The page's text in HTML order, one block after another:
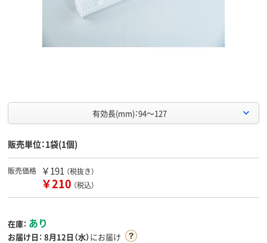
有効長(mm)：94～127
販売単位：1袋(1個)
販売価格 ￥191 （税抜き）
￥210 （税込）
在庫： あり
お届け日： 8月12日（水）にお届け